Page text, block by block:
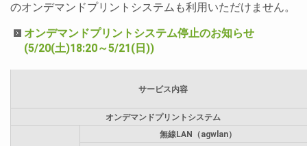
のオンデマンドプリントシステムも利用いただけません。
オンデマンドプリントシステム停止のお知らせ
(5/20(土)18:20～5/21(日))
サービス内容
オンデマンドプリントシステム
無線LAN（agwlan）